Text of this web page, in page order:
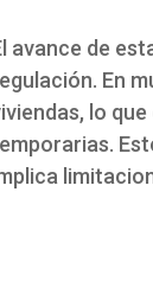
avance de
En
lo